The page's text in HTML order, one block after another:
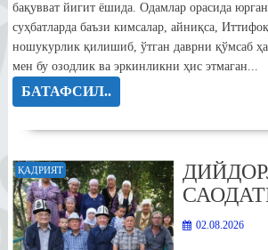
бақувват йигит ёшида. Одамлар орасида
суҳбатларда баъзи кимсалар, айниқса,
ношукурлик қилишиб, ўтган даврни қўмсаб
мен бу озодлик ва эркинликни ҳис этмаган...
БАТАФСИЛ..
ҚАДРИЯТ
02.08.2026